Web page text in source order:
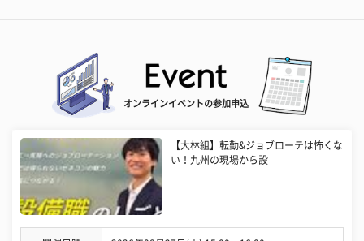
オンラインイベントの参加申込
【大林組】転勤&ジョブローテは怖くな
い！九州の現場から設